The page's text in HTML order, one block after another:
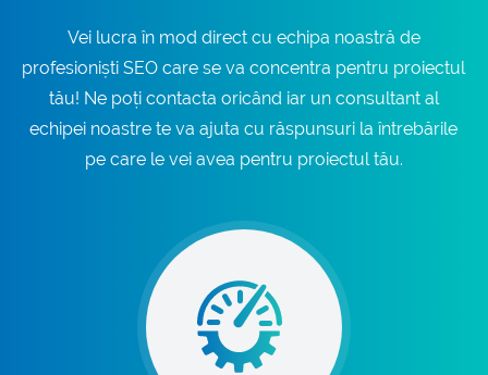
Vei lucra în mod direct cu echipa noastră de
profesioniști SEO care se va concentra pentru proiectul
tău! Ne poți contacta oricând iar un consultant al
echipei noastre te va ajuta cu răspunsuri la întrebările
pe care le vei avea pentru proiectul tău.